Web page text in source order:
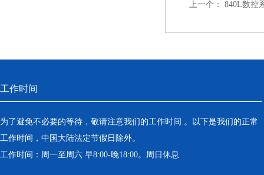
上一个： 840L数控
工作时间
为了避免不必要的等待，敬请注意我们的工作时间 。以下是我们的正常
工作时间，中国大陆法定节假日除外。
工作时间：周一至周六 早8:00-晚18:00。周日休息